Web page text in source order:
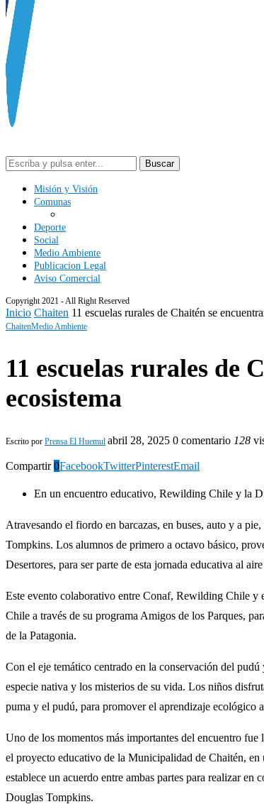
Buscar
Misión y Visión
Comunas
Deporte
Social
Medio Ambiente
Publicacion Legal
Aviso Comercial
Copyright 2021 - All Right Reserved
Inicio Chaiten 11 escuelas rurales de Chaitén se
ChaitenMedio Ambiente
11 escuelas rurales de
ecosistema
Escrito por Prensa El Huemul abril 28, 2025 0 comentario 128
Compartir 0FacebookTwitterPinterestEmail
En un encuentro educativo, Rewilding Chile y la
Atravesando el fiordo en barcazas, en buses, auto y a
Tompkins. Los alumnos de primero a octavo básico,
Desertores, para ser parte de esta jornada educativa al
Este evento colaborativo entre Conaf, Rewilding Chile y
Chile a través de su programa Amigos de los Parques,
de la Patagonia.
Con el eje temático centrado en la conservación del
especie nativa y los misterios de su vida. Los niños
puma y el pudú, para promover el aprendizaje ecológico
Uno de los momentos más importantes del encuentro
el proyecto educativo de la Municipalidad de Chaitén,
establece un acuerdo entre ambas partes para realizar
Douglas Tompkins.